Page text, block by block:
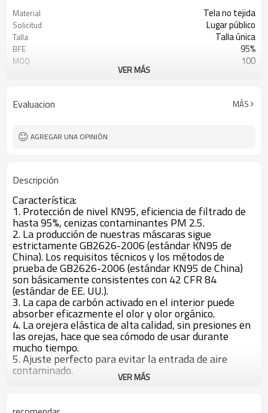
Material Tela no tejida
Solicitud Lugar público
Talla Talla única
BFE 95%
MOQ 100
VER MÁS
Evaluacion MÁS
AGREGAR UNA OPINIÓN
Descripción
Característica:
1. Protección de nivel KN95, eficiencia de filtrado de
hasta 95%, cenizas contaminantes PM 2.5.
2. La producción de nuestras máscaras sigue
estrictamente GB2626-2006 (estándar KN95 de
China). Los requisitos técnicos y los métodosde
pruebade GB2626-2006 (estándar KN95 de China)
son básicamente consistentes con 42 CFR 84
(estándar de EE. UU.).
3. La capa de carbón activado en el interior puede
absorber eficazmente el olor y olor orgánico.
4. La orejera elástica de alta calidad, sin presiones en
las orejas, hace que sea cómodo de usar durante
mucho tiempo.
5. Ajuste perfecto para evitar la entrada de aire
contaminado.
6. El cojín de esponja nasal, el cojín de nariz suave y
más cómodo.
VER MÁS